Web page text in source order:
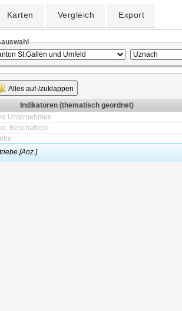
Karten Vergleich Export
Alles auf-/zuklappen
Indikatoren (thematisch geordnet)
Unternehmen
Beschäftigte
[Anz.]